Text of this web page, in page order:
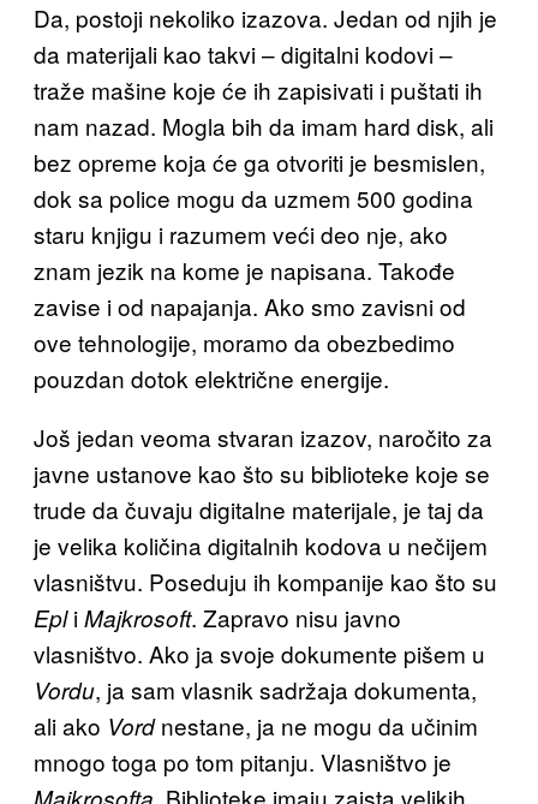
Da, postoji nekoliko izazova. Jedan od njih je
da materijali kao takvi – digitalni kodovi –
traže mašine koje će ih zapisivati i puštati ih
nam nazad. Mogla bih da imam hard disk, ali
bez opreme koja će ga otvoriti je besmislen,
dok sa police mogu da uzmem 500 godina
staru knjigu i razumem veći deo nje, ako
znam jezik na kome je napisana. Takođe
zavise i od napajanja. Ako smo zavisni od
ove tehnologije, moramo da obezbedimo
pouzdan dotok električne energije.
Još jedan veoma stvaran izazov, naročito za
javne ustanove kao što su biblioteke koje se
trude da čuvaju digitalne materijale, je taj da
je velika količina digitalnih kodova u nečijem
vlasništvu. Poseduju ih kompanije kao što su
EpliMajkrosoft. Zapravo nisu javno
vlasništvo. Ako ja svoje dokumente pišem u
Vordu, ja sam vlasnik sadržaja dokumenta,
ali ako Vordnestane, ja ne mogu da učinim
mnogo toga po tom pitanju. Vlasništvo je
. Biblioteke imaju zaista velikih